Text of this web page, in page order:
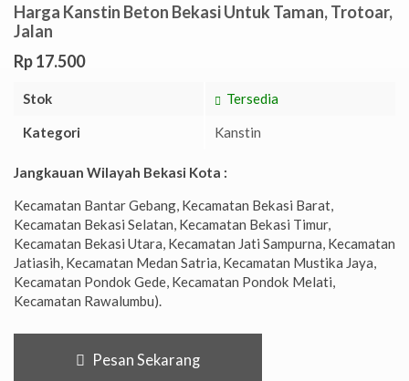
Harga Kanstin Beton Bekasi Untuk Taman, Trotoar,
Jalan
Rp 17.500
Stok Tersedia
Kategori Kanstin
Jangkauan Wilayah Bekasi Kota :
Kecamatan Bantar Gebang, Kecamatan Bekasi Barat,
Kecamatan Bekasi Selatan, Kecamatan Bekasi Timur,
Kecamatan Bekasi Utara, Kecamatan Jati Sampurna, Kecamatan
Jatiasih, Kecamatan Medan Satria, Kecamatan Mustika Jaya,
Kecamatan Pondok Gede, Kecamatan Pondok Melati,
Kecamatan Rawalumbu).
Pesan Sekarang